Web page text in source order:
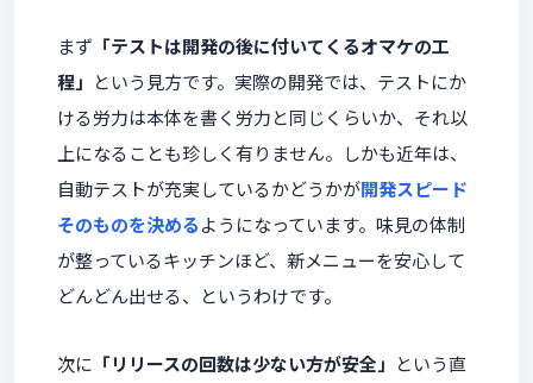
まず 「テストは開発の後に付いてくるオマケの工
程」 という見方です。実際の開発では、テストにか
ける労力は本体を書く労力と同じくらいか、それ以
上になることも珍しく有りません。しかも近年は、
自動テストが充実しているかどうかが開発スピード
そのものを決めるようになっています。味見の体制
が整っているキッチンほど、新メニューを安心して
どんどん出せる、というわけです。
次に 「リリースの回数は少ない方が安全」 という直